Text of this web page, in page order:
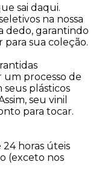
sai daqui.
na nossa
dedo, garantindo
sua coleção.
um processo de
seus plásticos
seu vinil
para tocar.
24 horas úteis
(exceto nos